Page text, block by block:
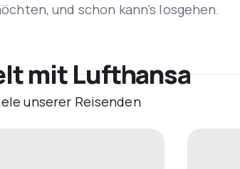
und schon kann’s losgehen.
mit Lufthansa
unserer Reisenden